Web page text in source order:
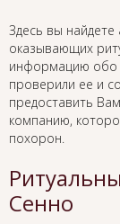
Здесь вы найдете
оказывающих
информацию обо
проверили ее и
предоставить
компанию,
похорон.
Сенно